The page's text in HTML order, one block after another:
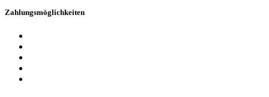
Zahlungsmöglichkeiten